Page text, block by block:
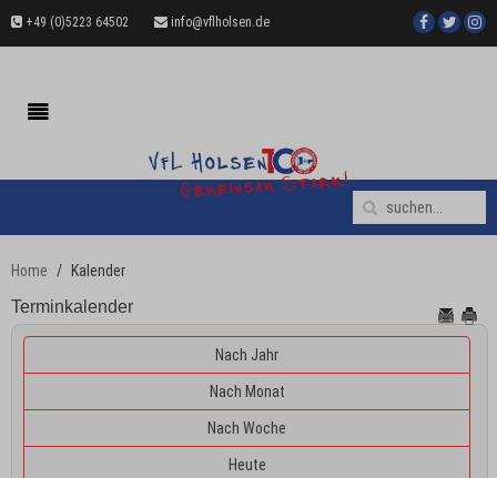
+49 (0)5223 64502 info@vflholsen.de
Home Kalender
Terminkalender
Nach Jahr
Nach Monat
Nach Woche
Heute